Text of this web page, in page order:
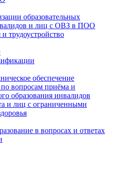
образовательных
и лиц с ОВЗ в ПОО
трудоустройство
обеспечение
вопросам приёма и
образования инвалидов
и лиц с ограниченными
в вопросах и ответах